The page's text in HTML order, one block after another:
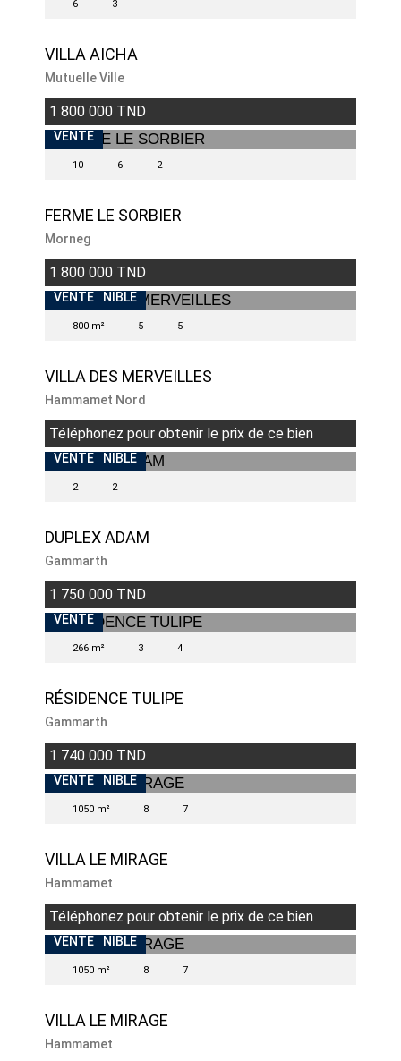
6 3
VILLA AICHA
Mutuelle Ville
1 800 000 TND
VENTE
10 6 2
FERME LE SORBIER
Morneg
1 800 000 TND
INDISPONIBLE
VENTE
800 m² 5 5
VILLA DES MERVEILLES
Hammamet Nord
Téléphonez pour obtenir le prix de ce bien
INDISPONIBLE
VENTE
2 2
DUPLEX ADAM
Gammarth
1 750 000 TND
VENDU
VENTE
266 m² 3 4
RÉSIDENCE TULIPE
Gammarth
1 740 000 TND
INDISPONIBLE
VENTE
1050 m² 8 7
VILLA LE MIRAGE
Hammamet
Téléphonez pour obtenir le prix de ce bien
INDISPONIBLE
VENTE
1050 m² 8 7
VILLA LE MIRAGE
Hammamet